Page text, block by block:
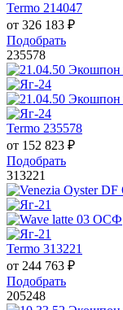
Termo 214047
от 326 183 ₽
Подобрать
235578
Termo 235578
от 152 823 ₽
Подобрать
313221
Termo 313221
от 244 763 ₽
Подобрать
205248